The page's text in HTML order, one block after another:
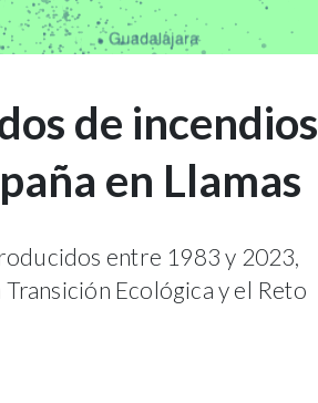
de incendios
en Llamas
entre 1983 y 2023,
Ecológica y el Reto